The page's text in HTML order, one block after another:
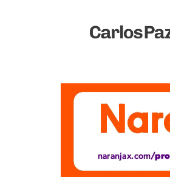
Vivo